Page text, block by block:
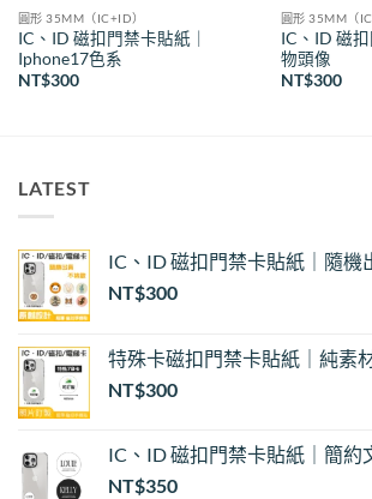
圓形 35MM（IC+ID）
IC、ID 磁扣門禁卡貼紙｜
Iphone17色系
NT$300
圓形 35MM（
IC、ID 磁
物頭像
NT$300
LATEST
IC、ID 磁扣門禁卡貼紙｜隨機
NT$300
特殊卡磁扣門禁卡貼紙｜純素
NT$300
IC、ID 磁扣門禁卡貼紙｜簡約
NT$350